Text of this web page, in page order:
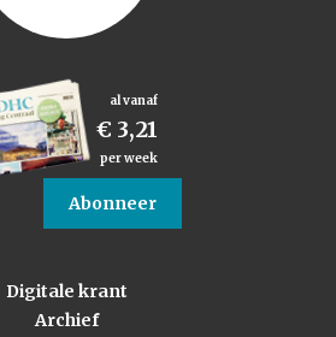
al vanaf
€ 3,21
per week
Abonneer
Digitale krant
Archief